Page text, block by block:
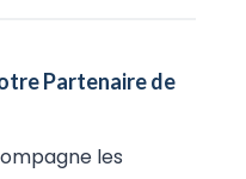
Partenaire de
les